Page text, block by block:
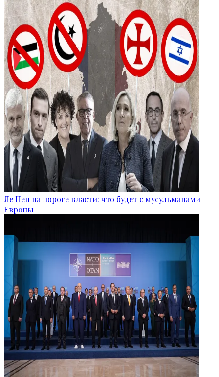
Ле Пен на пороге власти: что будет с мусульманами
Европы